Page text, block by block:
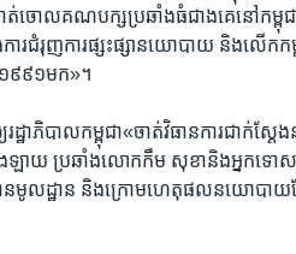
ត់​ចោល​គណបក្ស​ប្រឆាំងធំ​ជាង​គេ​នៅ​កម្ពុជា
រ​ជំរុញ​ការផ្សះផ្សា​នយោបាយ​ និង​លើក​ក
១៩៩១​មក‍»។​
ឋាភិបាល​កម្ពុជា​«ចាត់​វិធាន​ការ​ជាក់​ស្តែង​ន
ងឡាយ ​ប្រឆាំង​លោក​កឹម សុខា​និង​អ្នកទ
មាន​មូលដ្ឋាន ​និង​ក្រោម​ហេតុ​ផល​នយោប